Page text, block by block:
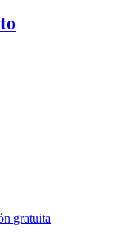
gratuita